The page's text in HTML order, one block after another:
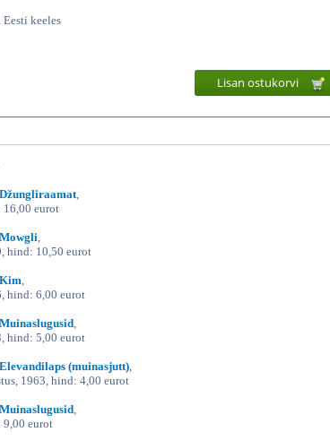
keeles
Lisan ostukorvi
16,00 eurot
hind: 10,50 eurot
hind: 6,00 eurot
hind: 5,00 eurot
(muinasjutt)
1963, hind: 4,00 eurot
9,00 eurot